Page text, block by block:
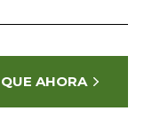
AHORA